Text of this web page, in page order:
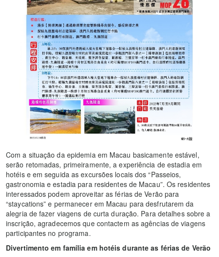
Com a situação da epidemia em Macau basicamente estável,
serão retomadas, primeiramente, a experiência de estadia em
hotéis e em seguida as excursões locais dos “Passeios,
gastronomia e estadia para residentes de Macau”. Os residentes
interessados podem aproveitar as férias de Verão para
“staycations” e permanecer em Macau para desfrutarem da
alegria de fazer viagens de curta duração. Para detalhes sobre a
inscrição, agradecemos que contactem as agências de viagens
participantes no programa.
Divertimento em família em hotéis durante as férias de Verão